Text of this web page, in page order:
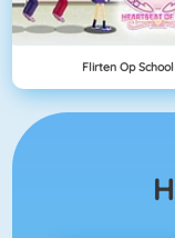
Flirten Op School